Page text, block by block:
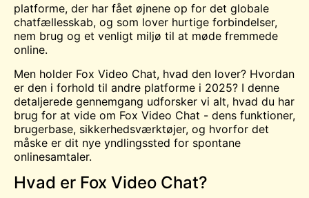
platforme, der har fået øjnene op for det globale
chatfællesskab, og som lover hurtige forbindelser,
nem brug og et venligt miljø til at møde fremmede
online.
Men holder Fox Video Chat, hvad den lover? Hvordan
er den i forhold til andre platforme i 2025? I denne
detaljerede gennemgang udforsker vi alt, hvad du har
brug for at vide om Fox Video Chat - dens funktioner,
brugerbase, sikkerhedsværktøjer, og hvorfor det
måske er dit nye yndlingssted for spontane
onlinesamtaler.
Hvad er Fox Video Chat?